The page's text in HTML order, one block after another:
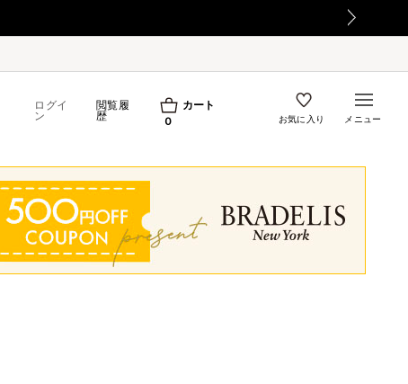
ログイ
ン
閲覧履
歴
カート
0
お気に入り メニュー